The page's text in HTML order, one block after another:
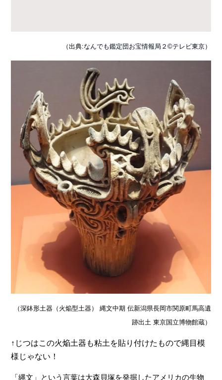
（出典:なんでも鑑定団お宝情報局２©テレビ東京）
（深鉢形土器（火焔型土器） 縄文中期 伝新潟県長岡市関原町馬高遺
跡出土 東京国立博物館蔵）
↑じつはこの火焔土器も粘土を貼り付けたもので縄目模
様じゃない！
「縄文」という言葉は大森貝塚を発掘したアメリカの生物